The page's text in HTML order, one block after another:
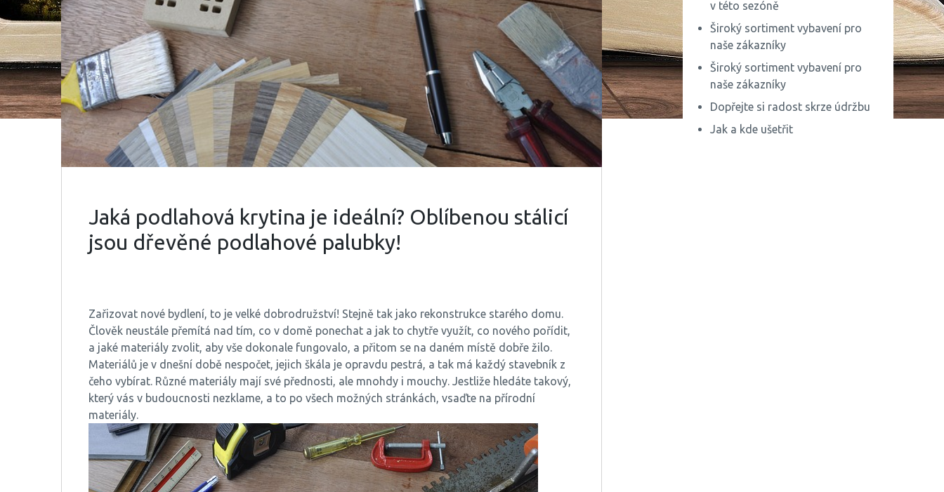
Jaká podlahová krytina je ideální? Oblíbenou stálicí
jsou dřevěné podlahové palubky!
Zařizovat nové bydlení, to je velké dobrodružství! Stejně tak jako rekonstrukce starého domu.
Člověk neustále přemítá nad tím, co v domě ponechat a jak to chytře využít, co nového pořídit,
a jaké materiály zvolit, aby vše dokonale fungovalo, a přitom se na daném místě dobře žilo.
Materiálů je v dnešní době nespočet, jejich škála je opravdu pestrá, a tak má každý stavebník z
čeho vybírat. Různé materiály mají své přednosti, ale mnohdy i mouchy. Jestliže hledáte takový,
který vás v budoucnosti nezklame, a to po všech možných stránkách, vsaďte na přírodní
materiály.
v této sezóně
Široký sortiment vybavení pro
naše zákazníky
Široký sortiment vybavení pro
naše zákazníky
Dopřejte si radost skrze údržbu
Jak a kde ušetřit